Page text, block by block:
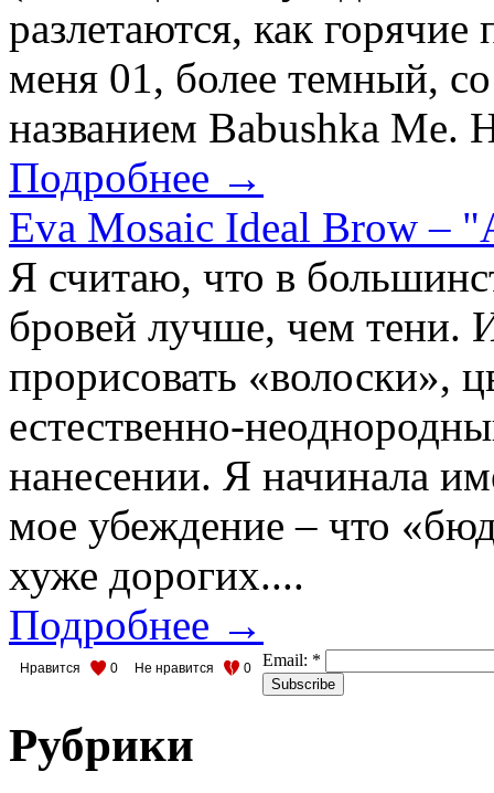
разлетаются, как
меня 01, более темный,
названием Babushka Me.
Подробнее →
Eva Mosaic Ideal Brow –
Я считаю, что в
бровей лучше, чем тени.
прорисовать «волоски»,
естественно-
нанесении. Я начинала
мое убеждение – что
хуже дорогих....
Подробнее →
Нравится 0 Не нравится 0 Email: *
Рубрики